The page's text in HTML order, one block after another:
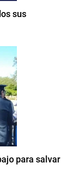
sus
para salvar